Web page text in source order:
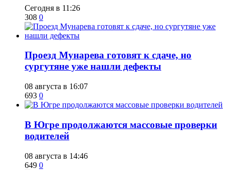
Сегодня в 11:26
308 0
​Проезд Мунарева готовят к сдаче, но
сургутяне уже нашли дефекты
08 августа в 16:07
693 0
​В Югре продолжаются массовые проверки
водителей
08 августа в 14:46
649 0